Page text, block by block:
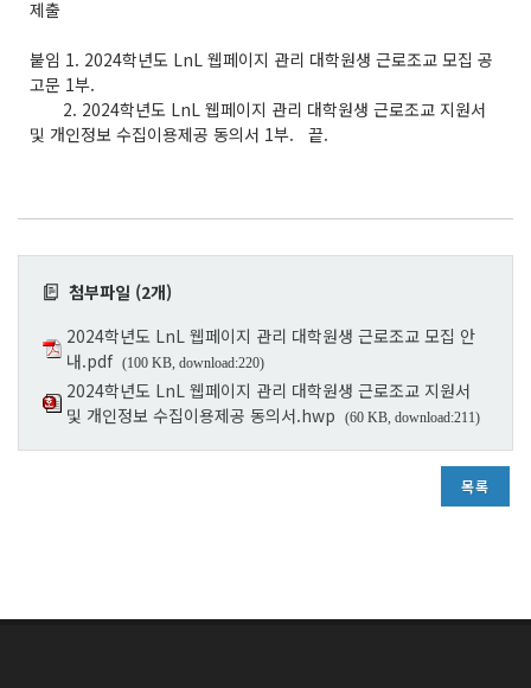
제출
붙임 1. 2024학년도 LnL 웹페이지 관리 대학원생 근로조교 모집 공
고문 1부.
2. 2024학년도 LnL 웹페이지 관리 대학원생 근로조교 지원서
및 개인정보 수집이용제공 동의서 1부. 끝.
첨부파일 (2개)
2024학년도 LnL 웹페이지 관리 대학원생 근로조교 모집 안
내.pdf (100 KB, download:220)
2024학년도 LnL 웹페이지 관리 대학원생 근로조교 지원서
및 개인정보 수집이용제공 동의서.hwp
(60 KB, download:211)
목록